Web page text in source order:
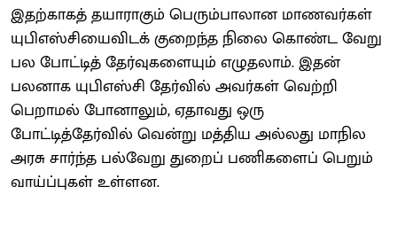
இதற்காகத் தயாராகும் பெரும்பாலான மாணவர்கள்
யுபிஎஸ்சியைவிடக் குறைந்த நிலை கொண்ட வேறு
பல போட்டித் தேர்வுகளையும் எழுதலாம். இதன்
பலனாக யுபிஎஸ்சி தேர்வில் அவர்கள் வெற்றி
பெறாமல் போனாலும், ஏதாவது ஒரு
போட்டித்தேர்வில் வென்று மத்திய அல்லது மாநில
அரசு சார்ந்த பல்வேறு துறைப் பணிகளைப் பெறும்
வாய்ப்புகள் உள்ளன.